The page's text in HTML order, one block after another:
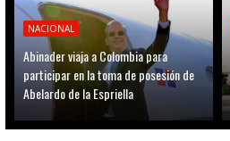
NACIONAL
Abinader viaja a Colombia para
participar en la toma de posesión de
Abelardo de la Espriella